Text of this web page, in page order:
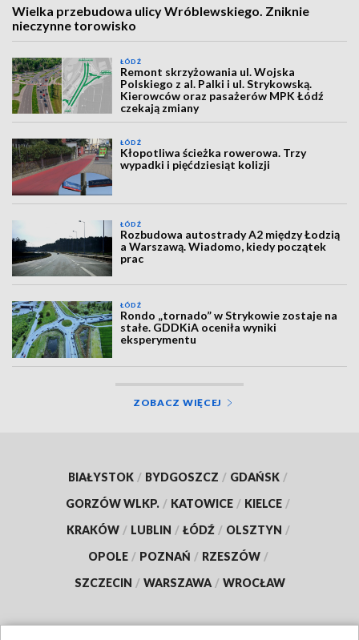
Wielka przebudowa ulicy Wróblewskiego. Zniknie
nieczynne torowisko
ŁÓDŹ
Remont skrzyżowania ul. Wojska
Polskiego z al. Palki i ul. Strykowską.
Kierowców oraz pasażerów MPK Łódź
czekają zmiany
ŁÓDŹ
Kłopotliwa ścieżka rowerowa. Trzy
wypadki i pięćdziesiąt kolizji
ŁÓDŹ
Rozbudowa autostrady A2 między Łodzią
a Warszawą. Wiadomo, kiedy początek
prac
ŁÓDŹ
Rondo „tornado” w Strykowie zostaje na
stałe. GDDKiA oceniła wyniki
eksperymentu
ZOBACZ WIĘCEJ
BIAŁYSTOK / BYDGOSZCZ / GDAŃSK /
GORZÓW WLKP. / KATOWICE / KIELCE /
KRAKÓW / LUBLIN / ŁÓDŹ / OLSZTYN /
OPOLE / POZNAŃ / RZESZÓW /
SZCZECIN / WARSZAWA / WROCŁAW